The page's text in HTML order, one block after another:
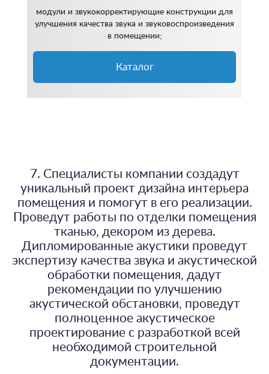
модули и звукокорректирующие конструкции для
улучшения качества звука и звуковоспроизведения
в помещении;
Каталог
7. Специалисты компании создадут
уникальный проект дизайна интерьера
помещения и помогут в его реализации.
Проведут работы по отделки помещения
тканью, декором из дерева.
Дипломированные акустики проведут
экспертизу качества звука и акустической
обработки помещения, дадут
рекомендации по улучшению
акустической обстановки, проведут
полноценное акустическое
проектирование с разработкой всей
необходимой строительной
документации.